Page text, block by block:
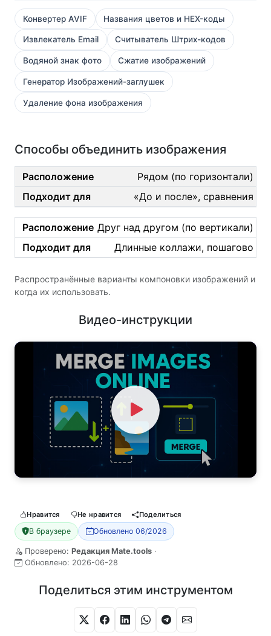
Конвертер AVIF Названия цветов и HEX-коды
Извлекатель Email Считыватель Штрих-кодов
Водяной знак фото Сжатие изображений
Генератор Изображений-заглушек
Удаление фона изображения
Способы объединить изображения
Рядом (по горизонтали)
«До и после», сравнения
Друг над другом (по вертикали)
Длинные коллажи, пошагово
Распространённые варианты компоновки изображений и
когда их использовать.
Видео-инструкции
Watch Video
Нравится Не нравится Поделиться
В браузере Обновлено 06/2026
Проверено: Редакция Mate.tools ·
Обновлено: 2026-06-28
Поделиться этим инструментом